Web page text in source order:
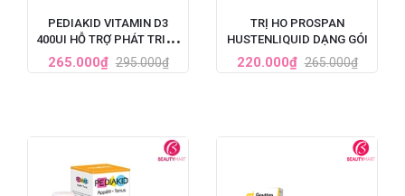
PEDIAKID VITAMIN D3
400UI HỖ TRỢ PHÁT TRIỂN
XƯƠNG VÀ RĂNG CHAI
20ML
265.000₫ 295.000₫
TRỊ HO PROSPAN
HUSTENLIQUID DẠNG GÓI
220.000₫ 265.000₫